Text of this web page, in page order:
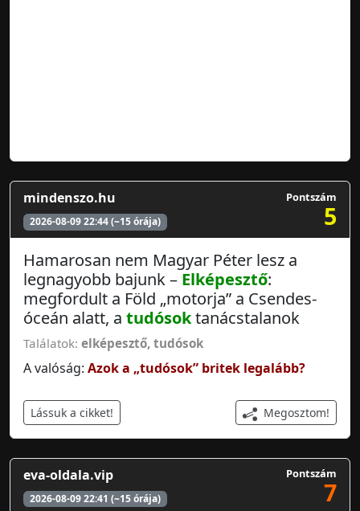
mindenszo.hu
2026-08-09 22:44 (~15 órája)
Pontszám
5
Hamarosan nem Magyar Péter lesz a
legnagyobb bajunk – Elképesztő:
megfordult a Föld „motorja” a Csendes-
óceán alatt, a tudósoktanácstalanok
Találatok: elképesztő, tudósok
A valóság: Azok a „tudósok” britek legalább?
Lássuk a cikket! Megosztom!
eva-oldala.vip
2026-08-09 22:41 (~15 órája)
Pontszám
7